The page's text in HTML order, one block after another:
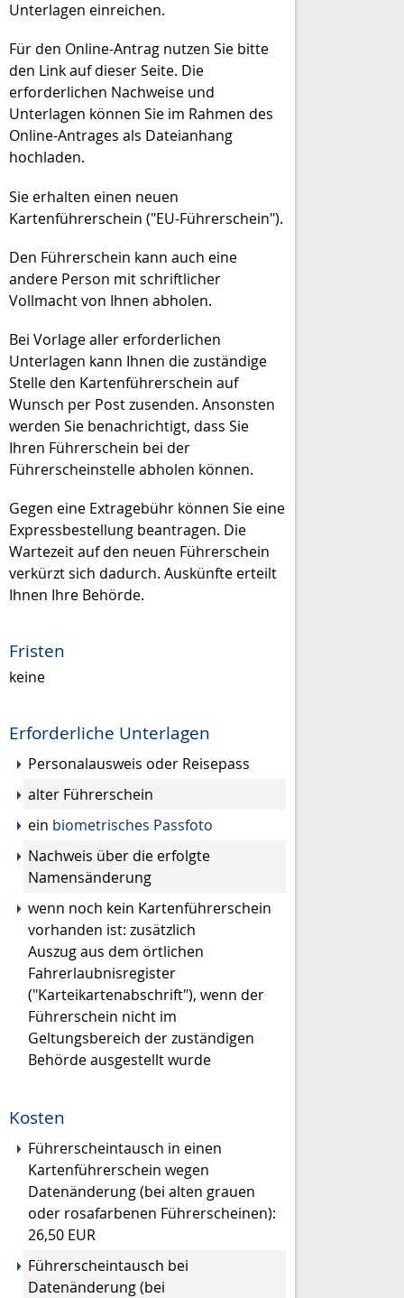
Unterlagen einreichen.
Für den Online-Antrag nutzen Sie bitte
den Link auf dieser Seite. Die
erforderlichen Nachweise und
Unterlagen können Sie im Rahmen des
Online-Antrages als Dateianhang
hochladen.
Sie erhalten einen neuen
Kartenführerschein ("EU-Führerschein").
Den Führerschein kann auch eine
andere Person mit schriftlicher
Vollmacht von Ihnen abholen.
Bei Vorlage aller erforderlichen
Unterlagen kann Ihnen die zuständige
Stelle den Kartenführerschein auf
Wunsch per Post zusenden. Ansonsten
werden Sie benachrichtigt, dass Sie
Ihren Führerschein bei der
Führerscheinstelle abholen können.
Gegen eine Extragebühr können Sie eine
Expressbestellung beantragen. Die
Wartezeit auf den neuen Führerschein
verkürzt sich dadurch. Auskünfte erteilt
Ihnen Ihre Behörde.
Fristen
keine
Erforderliche Unterlagen
Personalausweis oder Reisepass
alter Führerschein
ein biometrisches Passfoto
Nachweis über die erfolgte
Namensänderung
wenn noch kein Kartenführerschein
vorhanden ist: zusätzlich
Auszug aus dem örtlichen
Fahrerlaubnisregister
("Karteikartenabschrift"), wenn der
Führerschein nicht im
Geltungsbereich der zuständigen
Behörde ausgestellt wurde
Kosten
Führerscheintausch in einen
Kartenführerschein wegen
Datenänderung (bei alten grauen
oder rosafarbenen Führerscheinen):
26,50 EUR
Führerscheintausch bei
Datenänderung (bei